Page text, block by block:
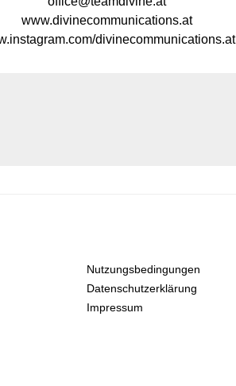
www.divinecommunications.at
divinecommunications.at
Nutzungsbedingungen
Datenschutzerklärung
Impressum